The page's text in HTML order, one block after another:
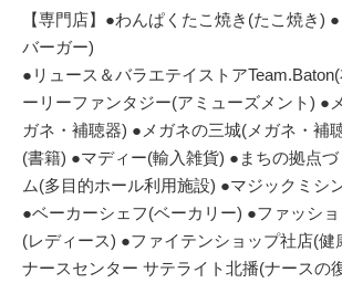
【専門店】●わんぱくたこ焼き(たこ焼き)
バーガー)
●リュース＆バラエテイストア
ーリーファンタジー(アミューズメント) ●
ガネ・補聴器) ●メガネの三城(メガネ・補
(書籍) ●マディー(輸入雑貨) ●まちの拠点
ム(多目的ホール利用施設) ●マジックミシ
●ベーカーシェフ(ベーカリー) ●ファッシ
(レディース) ●ファイテンショップ社店(健
ナースセンター サテライト北播(ナースの